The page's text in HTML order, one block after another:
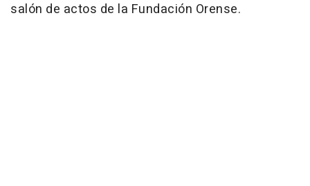
salón de actos de la Fundación Orense.